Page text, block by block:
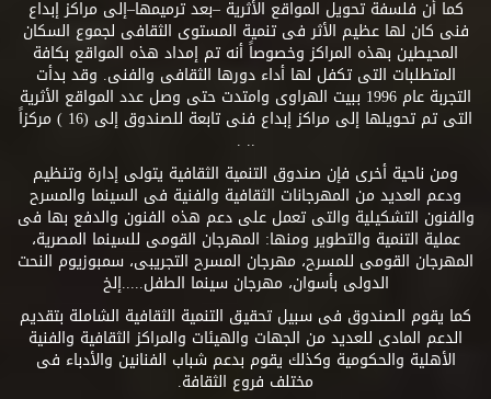
كما أن فلسفة تحويل المواقع الأثرية –بعد ترميمها–إلى مراكز إبداع
فنى كان لها عظيم الأثر فى تنمية المستوى الثقافى لجموع السكان
المحيطين بهذه المراكز وخصوصاً أنه تم إمداد هذه المواقع بكافة
المتطلبات التى تكفل لها أداء دورها الثقافى والفنى. وقد بدأت
التجربة عام 1996 ببيت الهراوى وامتدت حتى وصل عدد المواقع الأثرية
التى تم تحويلها إلى مراكز إبداع فنى تابعة للصندوق إلى (16 ) مركزاً
.. .
ومن ناحية أخرى فإن صندوق التنمية الثقافية يتولى إدارة وتنظيم
ودعم العديد من المهرجانات الثقافية والفنية فى السينما والمسرح
والفنون التشكيلية والتى تعمل على دعم هذه الفنون والدفع بها فى
عملية التنمية والتطوير ومنها: المهرجان القومى للسينما المصرية،
المهرجان القومى للمسرح، مهرجان المسرح التجريبى، سمبوزيوم النحت
الدولى بأسوان، مهرجان سينما الطفل.....إلخ
كما يقوم الصندوق فى سبيل تحقيق التنمية الثقافية الشاملة بتقديم
الدعم المادى للعديد من الجهات والهيئات والمراكز الثقافية والفنية
الأهلية والحكومية وكذلك يقوم بدعم شباب الفنانين والأدباء فى
مختلف فروع الثقافة.